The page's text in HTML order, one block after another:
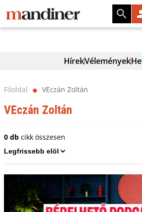
HírekVélemények
Főoldal ⬤ VEczán Zoltán
VEczán Zoltán
0 dbcikk összesen